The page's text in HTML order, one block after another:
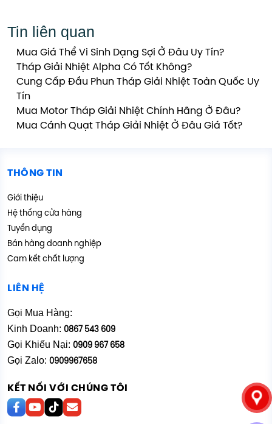
Tin liên quan
Mua Giá Thể Vi Sinh Dạng Sợi Ở Đâu Uy Tín?
Tháp Giải Nhiệt Alpha Có Tốt Không?
Cung Cấp Đầu Phun Tháp Giải Nhiệt Toàn Quốc Uy
Tín
Mua Motor Tháp Giải Nhiệt Chính Hãng Ở Đâu?
Mua Cánh Quạt Tháp Giải Nhiệt Ở Đâu Giá Tốt?
THÔNG TIN
Giới thiệu
Hệ thống cửa hàng
Tuyển dụng
Bán hàng doanh nghiệp
Cam kết chất lượng
LIÊN HỆ
Gọi Mua Hàng:
Kinh Doanh: 0867 543 609
Gọi Khiếu Nại: 0909 967 658
Gọi Zalo: 0909967658
KẾT NỐI VỚI CHÚNG TÔI